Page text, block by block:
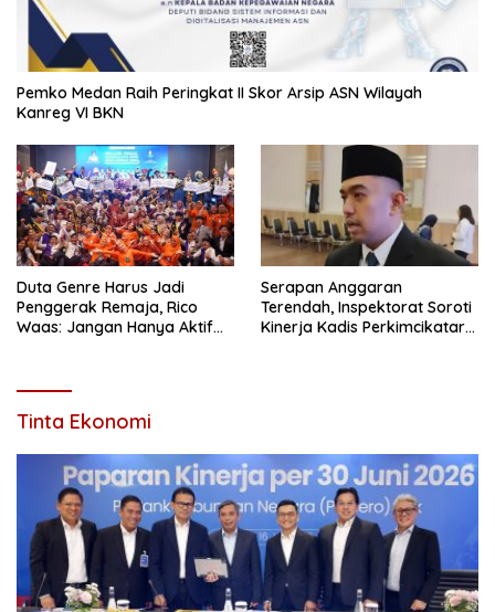
Pemko Medan Raih Peringkat II Skor Arsip ASN Wilayah
Kanreg VI BKN
Duta Genre Harus Jadi
Penggerak Remaja, Rico
Waas: Jangan Hanya Aktif
Serapan Anggaran
Terendah, Inspektorat Soroti
Kinerja Kadis Perkimcikataru
Tinta Ekonomi